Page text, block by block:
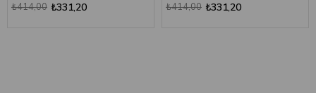
₺331,20
₺414,00 ₺331,20
₺414,00